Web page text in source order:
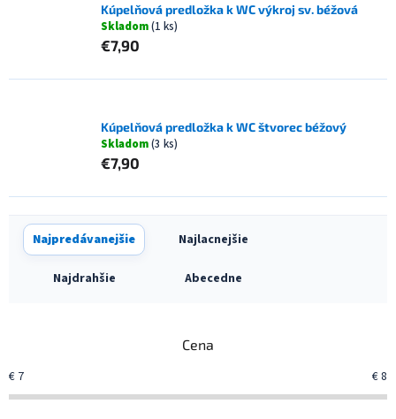
Kúpelňová predložka k WC výkroj sv. béžová
Skladom(1 ks)
€7,90
Kúpelňová predložka k WC štvorec béžový
Skladom(3 ks)
€7,90
R
a
p
Najpredávanejšie Najlacnejšie
Najdrahšie Abecedne
Cena
€ 7 €8